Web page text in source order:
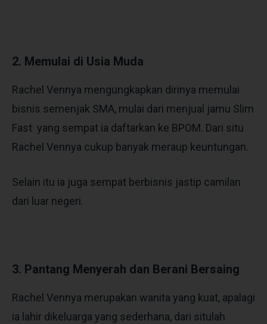
2. Memulai di Usia Muda
Rachel Vennya mengungkapkan dirinya memulai
bisnis semenjak SMA, mulai dari menjual jamu Slim
Fast yang sempat ia daftarkan ke BPOM. Dari situ
Rachel Vennya cukup banyak meraup keuntungan.
Selain itu ia juga sempat berbisnis jastip camilan
dari luar negeri.
3. Pantang Menyerah dan Berani Bersaing
Rachel Vennya merupakan wanita yang kuat, apalagi
ia lahir dikeluarga yang sederhana, dari situlah